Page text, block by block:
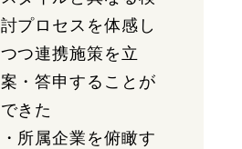
討プロセスを体感し
つつ連携施策を立
案・答申することが
できた
・所属企業を俯瞰す